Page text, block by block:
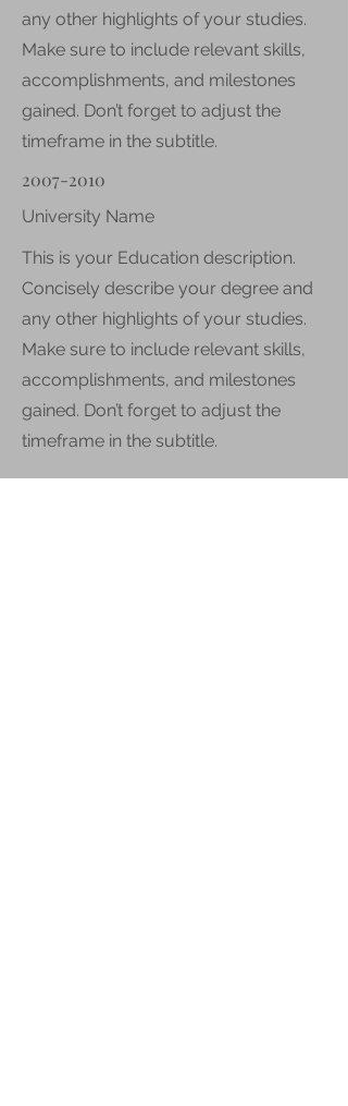
any other highlights of your studies.
Make sure to include relevant skills,
accomplishments, and milestones
gained. Don’t forget to adjust the
timeframe in the subtitle.
2007-2010
University Name
This is your Education description.
Concisely describe your degree and
any other highlights of your studies.
Make sure to include relevant skills,
accomplishments, and milestones
gained. Don’t forget to adjust the
timeframe in the subtitle.